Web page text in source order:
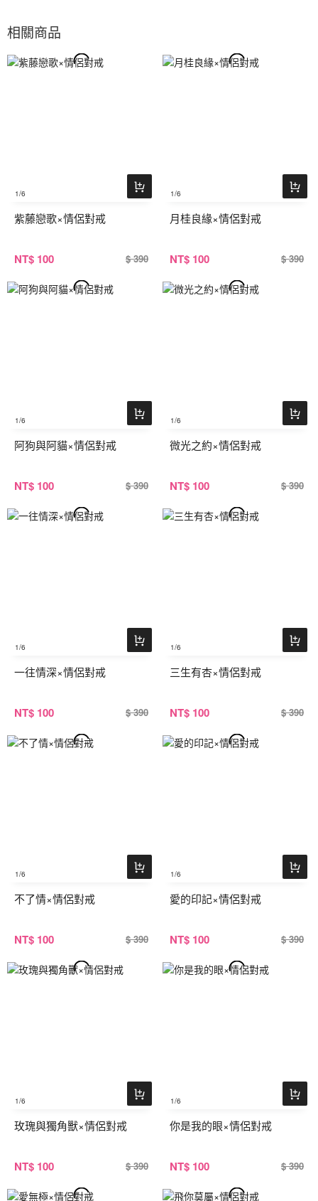
相關商品
1/6
紫藤戀歌×情侶對戒
NT$ 100 $ 390
1/6
月桂良緣×情侶對戒
NT$ 100 $ 390
1/6
阿狗與阿貓×情侶對戒
NT$ 100 $ 390
1/6
微光之約×情侶對戒
NT$ 100 $ 390
1/6
一往情深×情侶對戒
NT$ 100 $ 390
1/6
三生有杏×情侶對戒
NT$ 100 $ 390
1/6
不了情×情侶對戒
NT$ 100 $ 390
1/6
愛的印記×情侶對戒
NT$ 100 $ 390
1/6
玫瑰與獨角獸×情侶對戒
NT$ 100 $ 390
1/6
你是我的眼×情侶對戒
NT$ 100 $ 390